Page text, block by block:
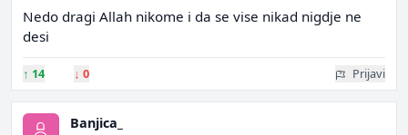
Nedo dragi Allah nikome i da se vise nikad nigdje ne
desi
↑ 14 ↓ 0 Prijavi
Banjica_